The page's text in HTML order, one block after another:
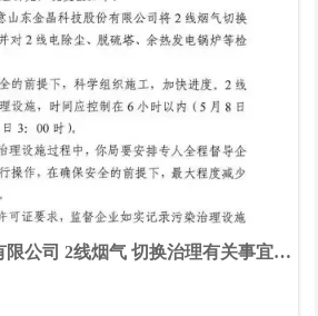
公司 2线烟气 切换治理有关事宜的